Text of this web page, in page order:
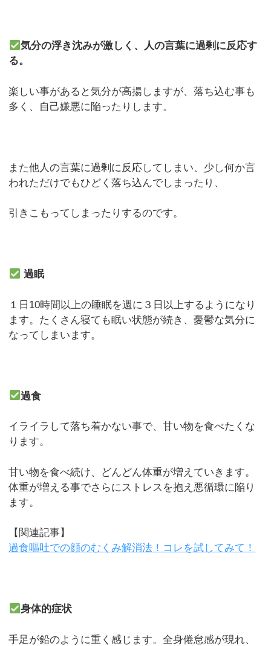
気分の浮き沈みが激しく、人の言葉に過剰に反応す
る。
楽しい事があると気分が高揚しますが、落ち込む事も
多く、自己嫌悪に陥ったりします。
また他人の言葉に過剰に反応してしまい、少し何か言
われただけでもひどく落ち込んでしまったり、
引きこもってしまったりするのです。
過眠
１日10時間以上の睡眠を週に３日以上するようになり
ます。たくさん寝ても眠い状態が続き、憂鬱な気分に
なってしまいます。
過食
イライラして落ち着かない事で、甘い物を食べたくな
ります。
甘い物を食べ続け、どんどん体重が増えていきます。
体重が増える事でさらにストレスを抱え悪循環に陥り
ます。
【関連記事】
過食嘔吐での顔のむくみ解消法！コレを試してみて！
身体的症状
手足が鉛のように重く感じます。全身倦怠感が現れ、